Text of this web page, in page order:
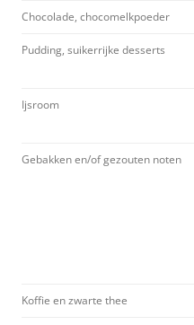
Chocolade, chocomelkpoeder
Pudding, suikerrijke desserts
Ijsroom
Gebakken en/of gezouten noten
Koffie en zwarte thee